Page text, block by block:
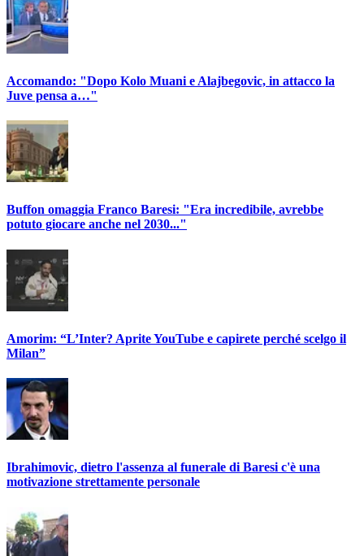
Accomando: "Dopo Kolo Muani e Alajbegovic, in attacco la
Juve pensa a…"
Buffon omaggia Franco Baresi: "Era incredibile, avrebbe
potuto giocare anche nel 2030..."
Amorim: “L’Inter? Aprite YouTube e capirete perché scelgo il
Milan”
Ibrahimovic, dietro l'assenza al funerale di Baresi c'è una
motivazione strettamente personale